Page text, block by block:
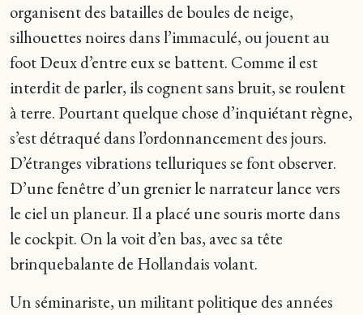
organisent des batailles de boules de neige,
silhouettes noires dans l’immaculé, ou jouent au
foot Deux d’entre eux se battent. Comme il est
interdit de parler, ils cognent sans bruit, se roulent
à terre. Pourtant quelque chose d’inquiétant règne,
s’est détraqué dans l’ordonnancement des jours.
D’étranges vibrations telluriques se font observer.
D’une fenêtre d’un grenier le narrateur lance vers
le ciel un planeur. Il a placé une souris morte dans
le cockpit. On la voit d’en bas, avec sa tête
brinquebalante de Hollandais volant.
Un séminariste, un militant politique des années